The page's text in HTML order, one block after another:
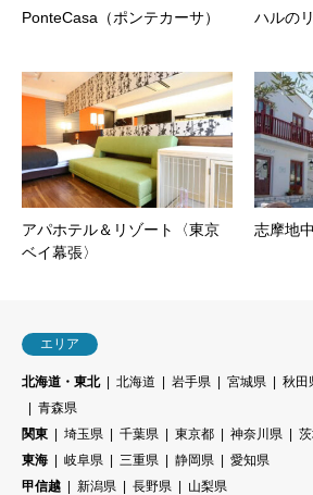
PonteCasa（ポンテカーサ） ハルの
アパホテル＆リゾート〈東京
ベイ幕張〉
志摩地
エリア
北海道・東北 北海道 岩手県 宮城県 秋田
青森県
関東
埼玉県 千葉県 東京都 神奈川県
東海
岐阜県 三重県 静岡県
愛知県
甲信越
新潟県 長野県
山梨県